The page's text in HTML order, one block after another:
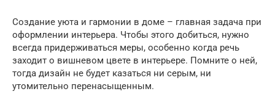
Создание уюта и гармонии в доме – главная задача при
оформлении интерьера. Чтобы этого добиться, нужно
всегда придерживаться меры, особенно когда речь
заходит о вишневом цвете в интерьере. Помните о ней,
тогда дизайн не будет казаться ни серым, ни
утомительно перенасыщенным.